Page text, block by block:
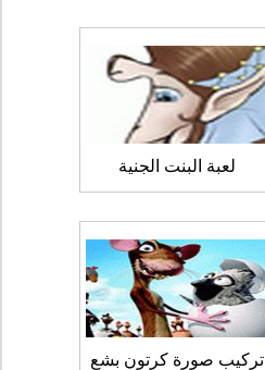
لعبة البنت الجنية
تركيب صورة كرتون بشع